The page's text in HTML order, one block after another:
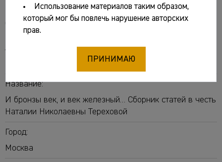
Основные сведения
Авторы:
Завьялов Владимир Игоревич[отв. ред.]
Название:
И бронзы век, и век железный… Сборник статей в честь
Наталии Николаевны Тереховой
Город:
Москва
Использование материалов таким образом,
который мог бы повлечь нарушение авторских
прав.
ПРИНИМАЮ